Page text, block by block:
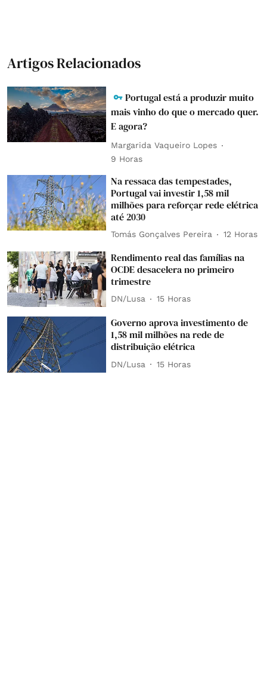
Artigos Relacionados
Portugal está a produzir muito
mais vinho do que o mercado quer.
E agora?
Margarida Vaqueiro Lopes
9 Horas
Na ressaca das tempestades,
Portugal vai investir 1,58 mil
milhões para reforçar rede elétrica
até 2030
Tomás Gonçalves Pereira 12 Horas
Rendimento real das famílias na
OCDE desacelera no primeiro
trimestre
DN/Lusa 15 Horas
Governo aprova investimento de
1,58 mil milhões na rede de
distribuição elétrica
DN/Lusa 15 Horas